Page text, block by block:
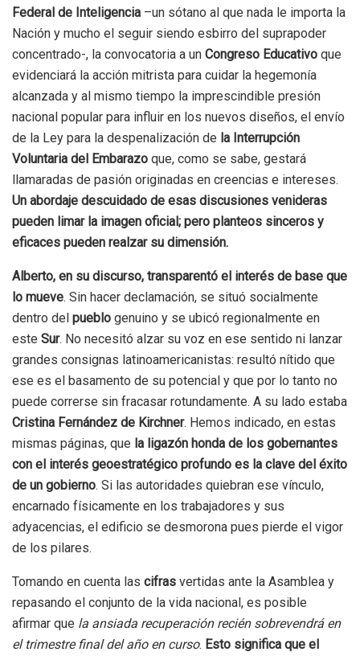
Federal de Inteligencia –un sótano al que nada le importa la
Nación y mucho el seguir siendo esbirro del suprapoder
concentrado-, la convocatoria a un Congreso Educativo que
evidenciará la acción mitrista para cuidar la hegemonía
alcanzada y al mismo tiempo la imprescindible presión
nacional popular para influir en los nuevos diseños, el envío
de la Ley para la despenalización de la Interrupción
Voluntaria del Embarazo que, como se sabe, gestará
llamaradas de pasión originadas en creencias e intereses.
Un abordaje descuidado de esas discusiones venideras
pueden limar la imagen oficial; pero planteos sinceros y
eficaces pueden realzar su dimensión.
Alberto, en su discurso, transparentó el interés de base que
lo mueve. Sin hacer declamación, se situó socialmente
dentro del pueblo genuino y se ubicó regionalmente en
este Sur. No necesitó alzar su voz en ese sentido ni lanzar
grandes consignas latinoamericanistas: resultó nítido que
ese es el basamento de su potencial y que por lo tanto no
puede correrse sin fracasar rotundamente. A su lado estaba
Cristina Fernández de Kirchner. Hemos indicado, en estas
mismas páginas, que la ligazón honda de los gobernantes
con el interés geoestratégico profundo es la clave del éxito
de un gobierno. Si las autoridades quiebran ese vínculo,
encarnado físicamente en los trabajadores y sus
adyacencias, el edificio se desmorona pues pierde el vigor
de los pilares.
Tomando en cuenta las cifras vertidas ante la Asamblea y
repasando el conjunto de la vida nacional, es posible
afirmar que la ansiada recuperación recién sobrevendrá en
el trimestre final del año en curso. Esto significa que el